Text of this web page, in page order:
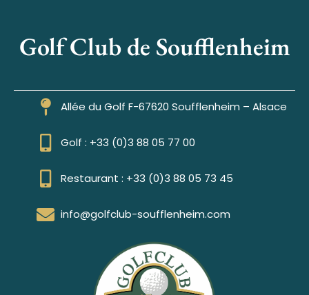
Golf Club de Soufflenheim
Allée du Golf F-67620 Soufflenheim – Alsace
Golf : +33 (0)3 88 05 77 00
Restaurant : +33 (0)3 88 05 73 45
info@golfclub-soufflenheim.com